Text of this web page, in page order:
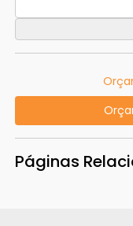
Páginas